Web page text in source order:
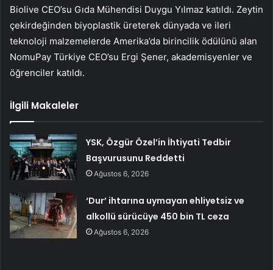
Biolive CEO’su Gıda Mühendisi Duygu Yılmaz katıldı. Zeytin
çekirdeğinden biyoplastik üreterek dünyada ve ileri
teknoloji malzemelerde Amerika’da birincilik ödülünü alan
NomuPay Türkiye CEO’su Ergi Şener, akademisyenler ve
öğrenciler katıldı.
İlgili Makaleler
YSK, Özgür Özel’in İhtiyati Tedbir
Başvurusunu Reddetti
Ağustos 6, 2026
‘Dur’ ihtarına uymayan ehliyetsiz ve
alkollü sürücüye 450 bin TL ceza
Ağustos 6, 2026